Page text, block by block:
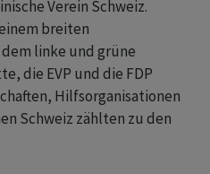
Verein Schweiz.
breiten
linke und grüne
die EVP und die FDP
Hilfsorganisationen
Schweiz zählten zu den